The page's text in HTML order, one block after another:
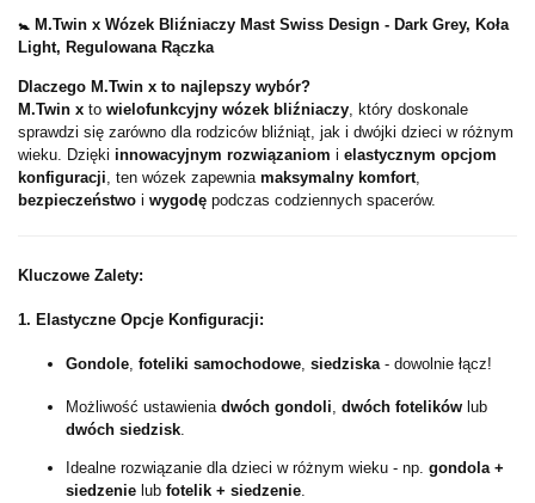
🚼 M.Twin x Wózek Bliźniaczy Mast Swiss Design - Dark Grey, Koła
Light, Regulowana Rączka
Dlaczego M.Twin x to najlepszy wybór?
M.Twin x to wielofunkcyjny wózek bliźniaczy, który doskonale
sprawdzi się zarówno dla rodziców bliźniąt, jak i dwójki dzieci w różnym
wieku. Dzięki innowacyjnym rozwiązaniom i elastycznym opcjom
konfiguracji, ten wózek zapewnia maksymalny komfort,
bezpieczeństwo i wygodę podczas codziennych spacerów.
Kluczowe Zalety:
1. Elastyczne Opcje Konfiguracji:
Gondole foteliki samochodowe siedziska - dowolnie łącz!
Możliwość ustawienia dwóch gondoli, dwóch fotelików lub
dwóch siedzisk.
Idealne rozwiązanie dla dzieci w różnym wieku - np. gondola +
siedzenie lub fotelik + siedzenie.